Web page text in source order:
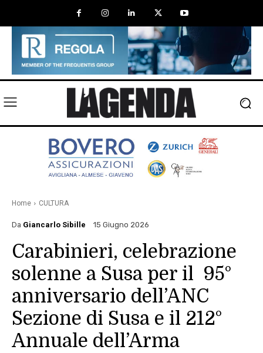
Home CULTURA
Da Giancarlo Sibille 15 Giugno 2026
Carabinieri, celebrazione
solenne a Susa per il 95°
anniversario dell’ANC
Sezione di Susa e il 212°
Annuale dell’Arma